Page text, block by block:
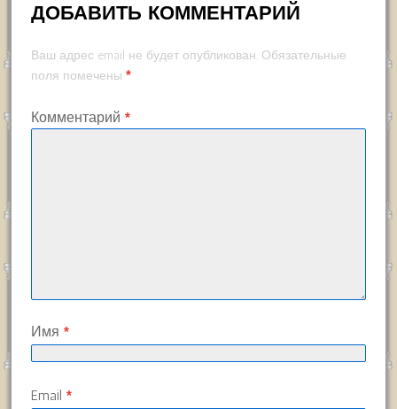
ДОБАВИТЬ КОММЕНТАРИЙ
Ваш адрес email не будет опубликован. Обязательные
поля помечены *
Комментарий *
Имя *
Email *